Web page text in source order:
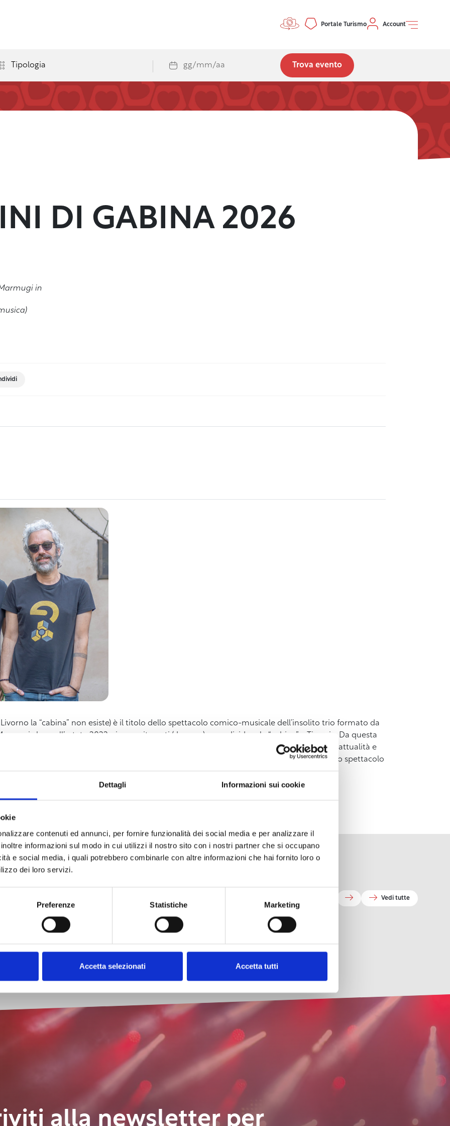
Dettagli Informazioni sui cookie
contenuti ed annunci, per fornire funzionalità dei social media e per analizzare il
informazioni sul modo in cui utilizzi il nostro sito con i nostri partner che si occupano
e social media, i quali potrebbero combinarle con altre informazioni che hai fornito loro o
dei loro servizi.
Preferenze Statistiche Marketing
Accetta selezionati Accetta tutti
Controls menu
Portale Turismo Account
Trova evento
DI GABINA 2026
in
Livorno la “cabina” non esiste) è il titolo dello spettacolo comico-musicale dell’insolito trio formato da
che, nell’estate 2022, si sono ritrovati (davvero) a condividere la “gabina” a Tirrenia. Da questa
canzoni vere (stonate e non), brani parodiati, duetti, monologhi, dialoghi, satira, attualità e
si è rivelata un format innovativo e di successo, rimanendo in tour per 4 anni, con lo spettacolo
Vedi tutte
alla newsletter per